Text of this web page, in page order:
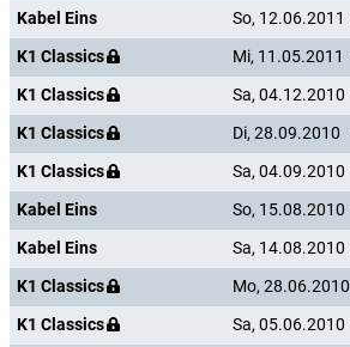
Kabel Eins
So, 12.06.2011
K1 Classics
Mi, 11.05.2011
K1 Classics
Sa, 04.12.2010
K1 Classics
Di, 28.09.2010
K1 Classics
Sa, 04.09.2010
Kabel Eins
So, 15.08.2010
Kabel Eins
Sa, 14.08.2010
K1 Classics
Mo, 28.06.2010
K1 Classics
Sa, 05.06.2010